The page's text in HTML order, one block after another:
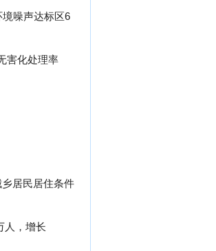
噪声达标区6
害化处理率
居民居住条件
人，增长